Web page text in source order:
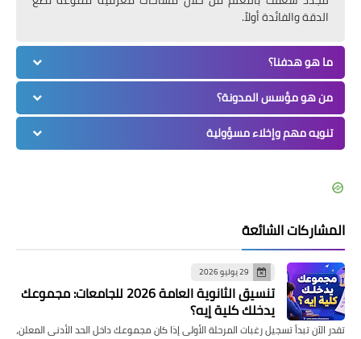
الدقة والفائدة أولاً.
ما هو هدفنا؟
من هو مؤسس المدونة؟
تنويه مهم وإخلاء مسؤولية
المشاركات الشائعة
29 يوليو 2026
تنسيق الثانوية العامة 2026 للجامعات: مجموعك
يدخلك كلية إيه؟
تقدر الآن تبدأ تسجيل رغبات المرحلة الأولى إذا كان مجموعك داخل الحد الأدنى المعلن،